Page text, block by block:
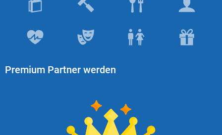
Premium Partner werden